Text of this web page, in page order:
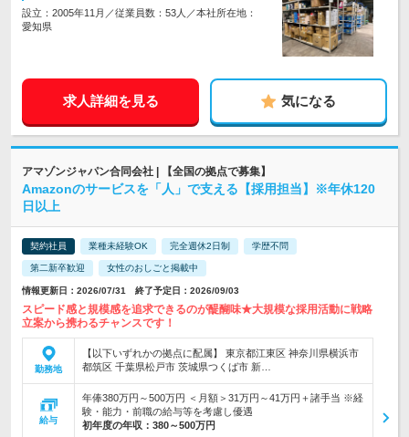
設立：2005年11月／従業員数：53人／本社所在地：
愛知県
求人詳細を見る 気になる
アマゾンジャパン合同会社 | 【全国の拠点で募集】
Amazonのサービスを「人」で支える【採用担当】※年休120
日以上
契約社員 業種未経験OK 完全週休2日制 学歴不問
第二新卒歓迎 女性のおしごと掲載中
情報更新日：2026/07/31 終了予定日：2026/09/03
スピード感と規模感を追求できるのが醍醐味★大規模な採用活動に戦略
立案から携わるチャンスです！
勤務地
【以下いずれかの拠点に配属】 東京都江東区 神奈川県横浜市
都筑区 千葉県松戸市 茨城県つくば市 新…
給与
年俸380万円～500万円 ＜月額＞31万円～41万円＋諸手当 ※経
験・能力・前職の給与等を考慮し優遇
初年度の年収： 380～500万円